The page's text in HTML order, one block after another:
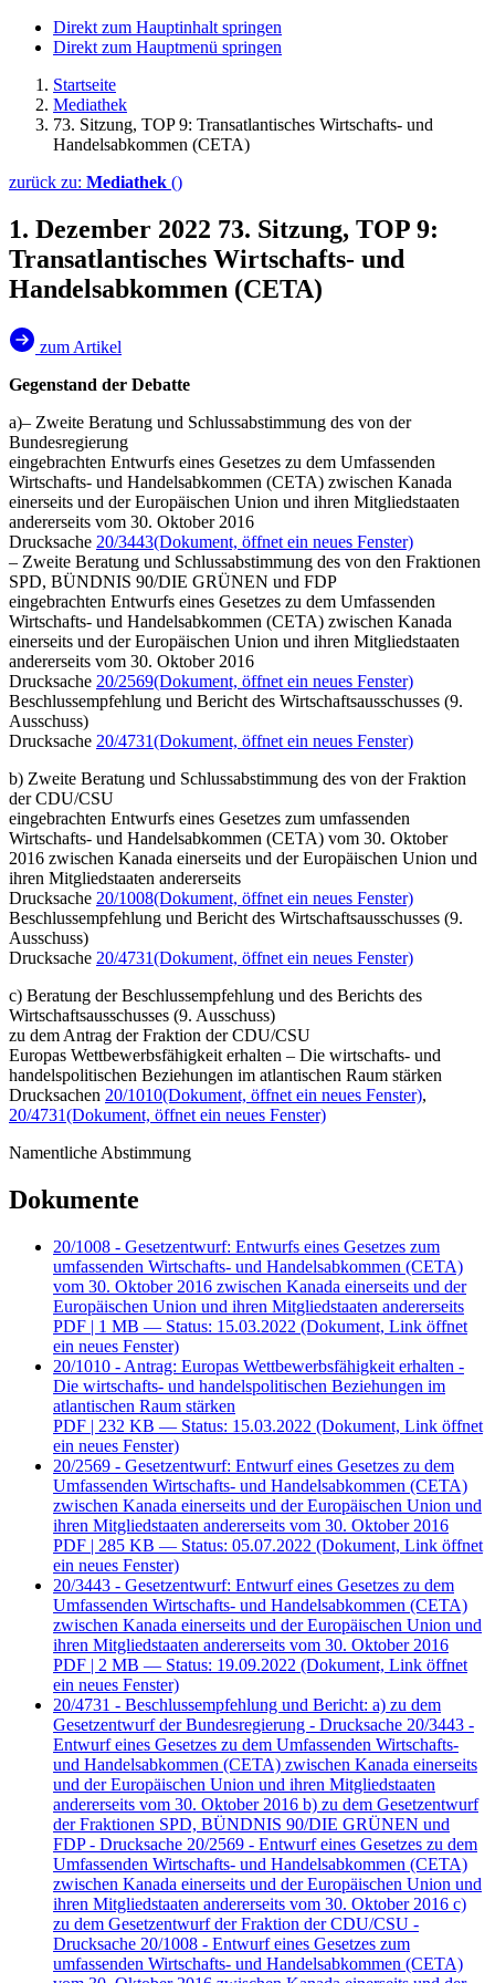
Direkt zum Hauptinhalt springen
Direkt zum Hauptmenü springen
Startseite
Mediathek
73. Sitzung, TOP 9: Trans­atlantisches Wirt­schafts- und
Handels­abkommen (CETA)
zurück zu: Mediathek ()
1. Dezember 2022 73. Sitzung, TOP 9:
Trans­atlantisches Wirt­schafts- und
Handels­abkommen (CETA)
zum Artikel
Gegenstand der Debatte
a)– Zweite Beratung und Schlussabstimmung des von der
Bundesregierung
eingebrachten Entwurfs eines Gesetzes zu dem Umfassenden
Wirtschafts- und Handelsabkommen (CETA) zwischen Kanada
einerseits und der Europäischen Union und ihren Mitgliedstaaten
andererseits vom 30. Oktober 2016
Drucksache 20/3443(Dokument, öffnet ein neues Fenster)
– Zweite Beratung und Schlussabstimmung des von den Fraktionen
SPD, BÜNDNIS 90/DIE GRÜNEN und FDP
eingebrachten Entwurfs eines Gesetzes zu dem Umfassenden
Wirtschafts- und Handelsabkommen (CETA) zwischen Kanada
einerseits und der Europäischen Union und ihren Mitgliedstaaten
andererseits vom 30. Oktober 2016
Drucksache 20/2569(Dokument, öffnet ein neues Fenster)
Beschlussempfehlung und Bericht des Wirtschaftsausschusses (9.
Ausschuss)
Drucksache 20/4731(Dokument, öffnet ein neues Fenster)
b) Zweite Beratung und Schlussabstimmung des von der Fraktion
der CDU/CSU
eingebrachten Entwurfs eines Gesetzes zum umfassenden
Wirtschafts- und Handelsabkommen (CETA) vom 30. Oktober
2016 zwischen Kanada einerseits und der Europäischen Union und
ihren Mitgliedstaaten andererseits
Drucksache 20/1008(Dokument, öffnet ein neues Fenster)
Beschlussempfehlung und Bericht des Wirtschaftsausschusses (9.
Ausschuss)
Drucksache 20/4731(Dokument, öffnet ein neues Fenster)
c) Beratung der Beschlussempfehlung und des Berichts des
Wirtschaftsausschusses (9. Ausschuss)
zu dem Antrag der Fraktion der CDU/CSU
Europas Wettbewerbsfähigkeit erhalten – Die wirtschafts- und
handelspolitischen Beziehungen im atlantischen Raum stärken
Drucksachen 20/1010(Dokument, öffnet ein neues Fenster),
20/4731(Dokument, öffnet ein neues Fenster)
Namentliche Abstimmung
Dokumente
20/1008 - Gesetzentwurf: Entwurfs eines Gesetzes zum
umfassenden Wirtschafts- und Handelsabkommen (CETA)
vom 30. Oktober 2016 zwischen Kanada einerseits und der
Europäischen Union und ihren Mitgliedstaaten andererseits
PDF | 1 MB — Status: 15.03.2022 (Dokument, Link öffnet
ein neues Fenster)
20/1010 - Antrag: Europas Wettbewerbsfähigkeit erhalten -
Die wirtschafts- und handelspolitischen Beziehungen im
atlantischen Raum stärken
PDF | 232 KB — Status: 15.03.2022 (Dokument, Link öffnet
ein neues Fenster)
20/2569 - Gesetzentwurf: Entwurf eines Gesetzes zu dem
Umfassenden Wirtschafts- und Handelsabkommen (CETA)
zwischen Kanada einerseits und der Europäischen Union und
ihren Mitgliedstaaten andererseits vom 30. Oktober 2016
PDF | 285 KB — Status: 05.07.2022 (Dokument, Link öffnet
ein neues Fenster)
20/3443 - Gesetzentwurf: Entwurf eines Gesetzes zu dem
Umfassenden Wirtschafts- und Handelsabkommen (CETA)
zwischen Kanada einerseits und der Europäischen Union und
ihren Mitgliedstaaten andererseits vom 30. Oktober 2016
PDF | 2 MB — Status: 19.09.2022 (Dokument, Link öffnet
ein neues Fenster)
20/4731 - Beschlussempfehlung und Bericht: a) zu dem
Gesetzentwurf der Bundesregierung - Drucksache 20/3443 -
Entwurf eines Gesetzes zu dem Umfassenden Wirtschafts-
und Handelsabkommen (CETA) zwischen Kanada einerseits
und der Europäischen Union und ihren Mitgliedstaaten
andererseits vom 30. Oktober 2016 b) zu dem Gesetzentwurf
der Fraktionen SPD, BÜNDNIS 90/DIE GRÜNEN und
FDP - Drucksache 20/2569 - Entwurf eines Gesetzes zu dem
Umfassenden Wirtschafts- und Handelsabkommen (CETA)
zwischen Kanada einerseits und der Europäischen Union und
ihren Mitgliedstaaten andererseits vom 30. Oktober 2016 c)
zu dem Gesetzentwurf der Fraktion der CDU/CSU -
Drucksache 20/1008 - Entwurf eines Gesetzes zum
umfassenden Wirtschafts- und Handelsabkommen (CETA)